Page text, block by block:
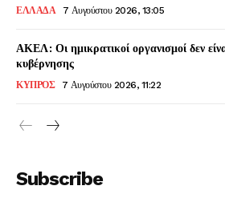
ΕΛΛΑΔΑ 7 Αυγούστου 2026, 13:05
ΑΚΕΛ: Οι ημικρατικοί οργανισμοί δεν
κυβέρνησης
ΚΥΠΡΟΣ 7 Αυγούστου 2026, 11:22
Subscribe